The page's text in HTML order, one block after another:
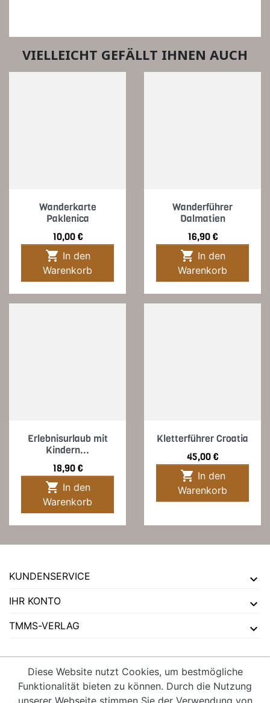
VIELLEICHT GEFÄLLT IHNEN AUCH
Wanderkarte
Paklenica
Preis
10,00 €

Warenkorb
Wanderführer
Dalmatien
Preis
16,90 €

Warenkorb
Erlebnisurlaub mit
Kindern...
Preis
18,90 €

Warenkorb
Kletterführer Croatia
Preis
45,00 €

Warenkorb
KUNDENSERVICE
IHR KONTO
TMMS-VERLAG
VERTRAG WIDERRUFEN
Diese Website nutzt Cookies, um bestmögliche
Funktionalität bieten zu können. Durch die Nutzung
unserer Webseite stimmen Sie der Verwendung von